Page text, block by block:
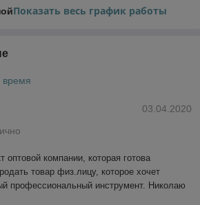
Показать весь график работы
время
03.04.2020
оптовой компании, которая готова
товар физ.лицу, которое хочет
профессиональный инструмент. Николаю